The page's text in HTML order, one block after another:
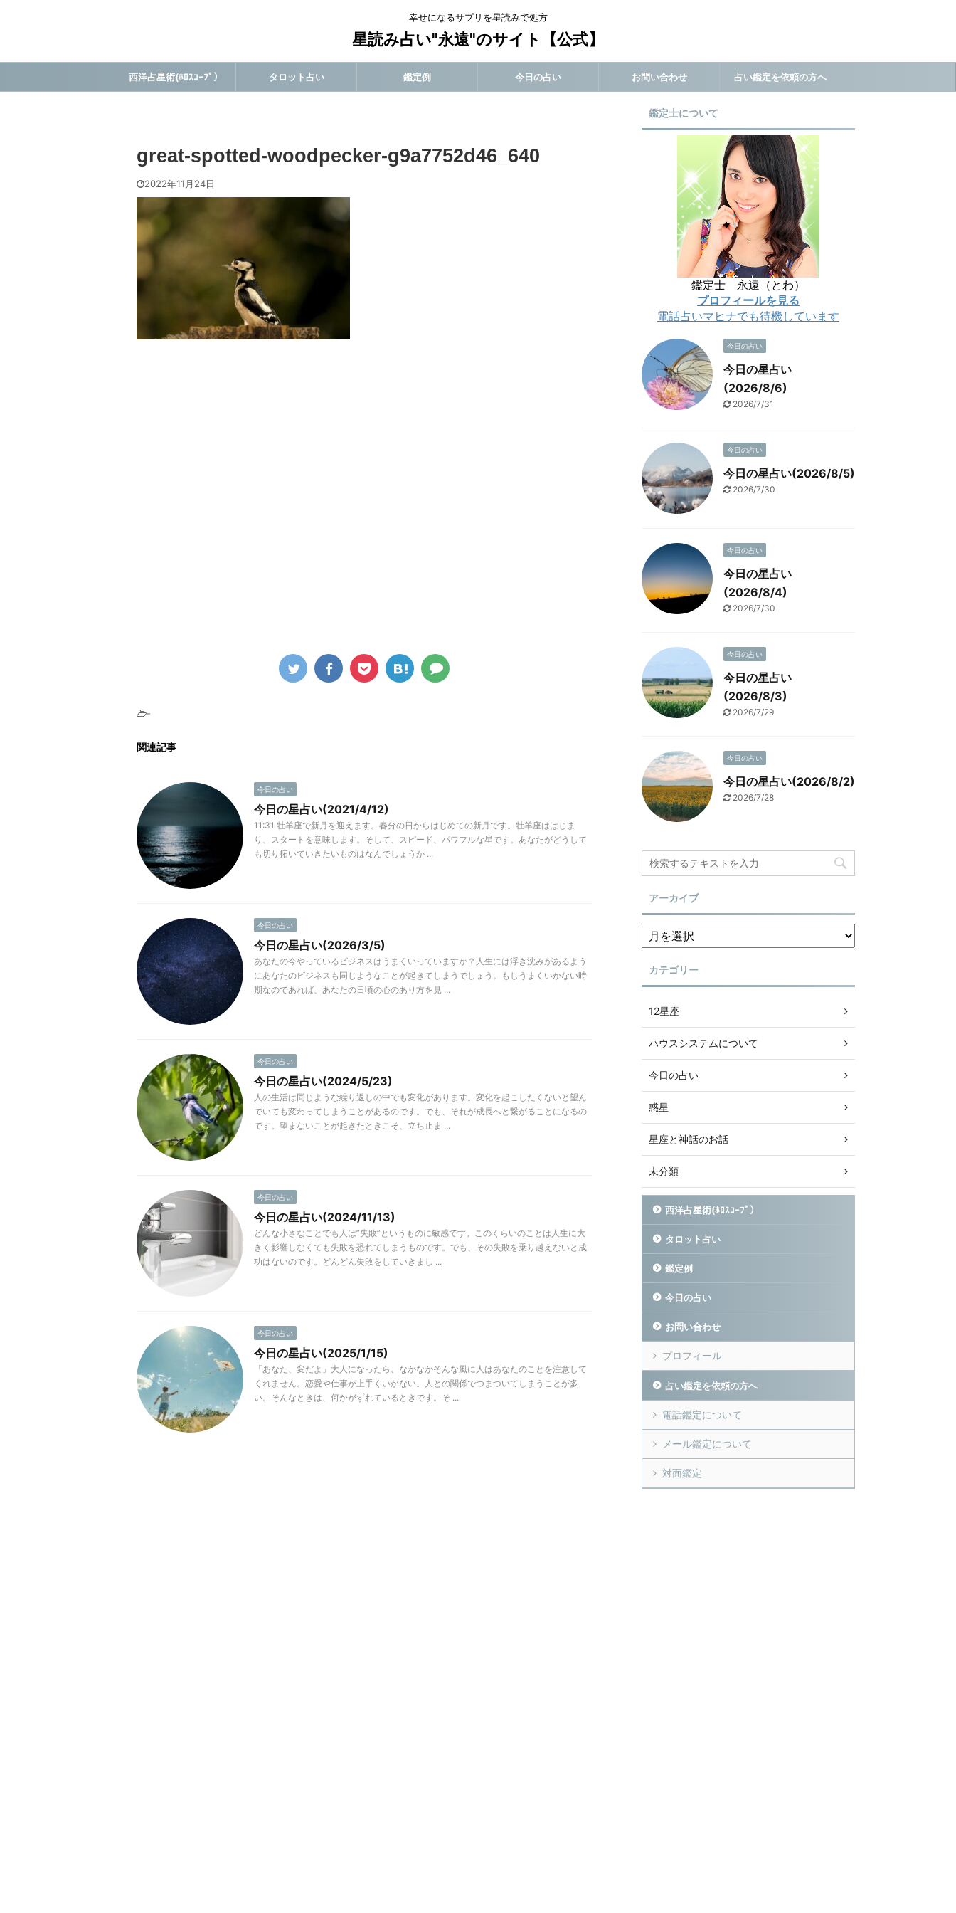
幸せになるサプリを星読みで処方
星読み占い"永遠"のサイト【公式】
西洋占星術(ﾎﾛｽｺｰﾌﾟ） タロット占い 鑑定例 今日の占い お問い合わせ 占い鑑定を依頼の方へ
great-spotted-woodpecker-g9a7752d46_640
2022年11月24日
-
関連記事
今日の占い
今日の星占い(2021/4/12)
11:31 牡羊座で新月を迎えます。春分の日からはじめての新月です。牡羊座ははじま
り、スタートを意味します。そして、スピード、パワフルな星です。あなたがどうして
も切り拓いていきたいものはなんでしょうか ...
今日の占い
今日の星占い(2026/3/5)
あなたの今やっているビジネスはうまくいっていますか？人生には浮き沈みがあるよう
にあなたのビジネスも同じようなことが起きてしまうでしょう。もしうまくいかない時
期なのであれば、あなたの日頃の心のあり方を見 ...
今日の占い
今日の星占い(2024/5/23)
人の生活は同じような繰り返しの中でも変化があります。変化を起こしたくないと望ん
でいても変わってしまうことがあるのです。でも、それが成長へと繋がることになるの
です。望まないことが起きたときこそ、立ち止ま ...
今日の占い
今日の星占い(2024/11/13)
どんな小さなことでも人は”失敗”というものに敏感です。このくらいのことは人生に大
きく影響しなくても失敗を恐れてしまうものです。でも、その失敗を乗り越えないと成
功はないのです。どんどん失敗をしていきまし ...
今日の占い
今日の星占い(2025/1/15)
「あなた、変だよ」大人になったら、なかなかそんな風に人はあなたのことを注意して
くれません。恋愛や仕事が上手くいかない。人との関係でつまづいてしまうことが多
い。そんなときは、何かがずれているときです。そ ...
鑑定士について
鑑定士 永遠（とわ）
プロフィールを見る
電話占いマヒナでも待機しています
今日の占い
今日の星占い
(2026/8/6)
2026/7/31
今日の占い
今日の星占い(2026/8/5)
2026/7/30
今日の占い
今日の星占い
(2026/8/4)
2026/7/30
今日の占い
今日の星占い
(2026/8/3)
2026/7/29
今日の占い
今日の星占い(2026/8/2)
2026/7/28
アーカイブ
カテゴリー
12星座
ハウスシステムについて
今日の占い
惑星
星座と神話のお話
未分類
西洋占星術(ﾎﾛｽｺｰﾌﾟ）
タロット占い
鑑定例
今日の占い
お問い合わせ
プロフィール
占い鑑定を依頼の方へ
電話鑑定について
メール鑑定について
対面鑑定